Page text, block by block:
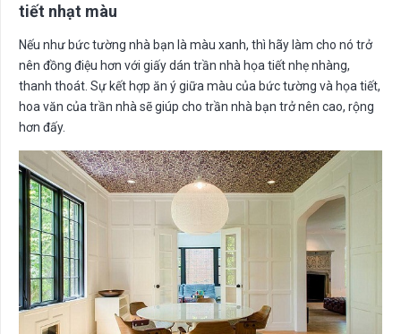
tiết nhạt màu
Nếu như bức tường nhà bạn là màu xanh, thì hãy làm cho nó trở
nên đồng điệu hơn với giấy dán trần nhà họa tiết nhẹ nhàng,
thanh thoát. Sự kết hợp ăn ý giữa màu của bức tường và họa tiết,
hoa văn của trần nhà sẽ giúp cho trần nhà bạn trở nên cao, rộng
hơn đấy.